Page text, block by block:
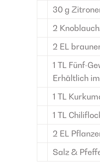
30 g
2
2 EL
1 TL Fünf-
Erhältlich
1 TL
1 TL
2 EL
Salz &